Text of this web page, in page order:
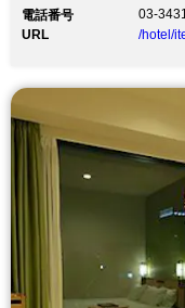
電話番号
03-
URL
/hotel/